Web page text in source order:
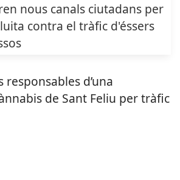
nous canals ciutadans per
contra el tràfic d'éssers